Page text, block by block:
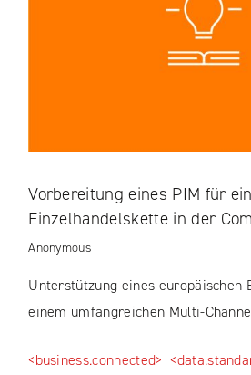
Vorbereitung eines PIM für
Einzelhandelskette in der
Anonymous
Unterstützung eines europäischen
einem umfangreichen Multi-
<business.connected>